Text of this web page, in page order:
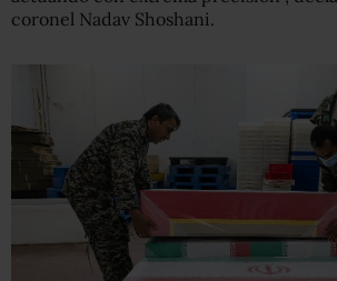
coronel Nadav Shoshani.